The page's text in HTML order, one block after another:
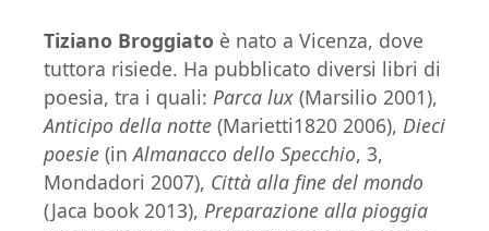
Tiziano Broggiato è nato a Vicenza, dove
tuttora risiede. Ha pubblicato diversi libri di
poesia, tra i quali: Parca lux (Marsilio 2001),
Anticipo della notte (Marietti1820 2006), Dieci
poesie (inAlmanacco dello Specchio, 3,
Mondadori 2007), Città alla fine del mondo
(Jaca book 2013), Preparazione alla pioggia